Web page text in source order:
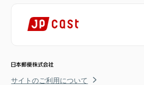
サイトのご利用について